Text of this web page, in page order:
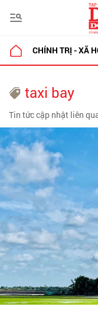
CHÍNH TRỊ - XÃ
taxi bay
Tin tức cập nhật liên